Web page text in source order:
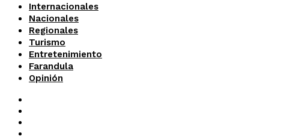
Internacionales
Nacionales
Regionales
Turismo
Entretenimiento
Farandula
Opinión